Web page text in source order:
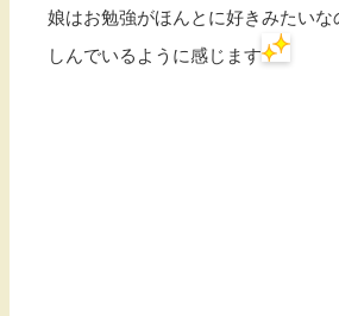
娘はお勉強がほんとに好きみたいな
しんでいるように感じます